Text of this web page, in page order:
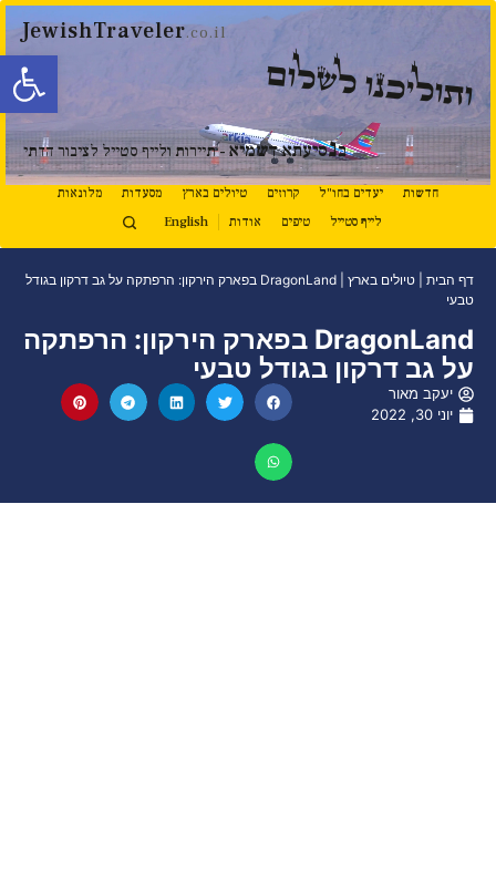
פתח
JewishTraveler.co.il
ותוליכנו לשלום
בנסיעתא דשמיא - תיירות ולייף סטייל לציבור הדתי
חדשות יעדים בחו"ל קרוזים טיולים בארץ מסעדות
מלונאות
לייף סטייל
טיפים אודות English
דף הבית טיולים בארץ
DragonLand בפארק הירקון: הרפתקה על גב דרקון בגודל
טבעי
DragonLand בפארק הירקון: הרפתקה
על גב דרקון בגודל טבעי
יעקב מאור
יוני 30, 2022